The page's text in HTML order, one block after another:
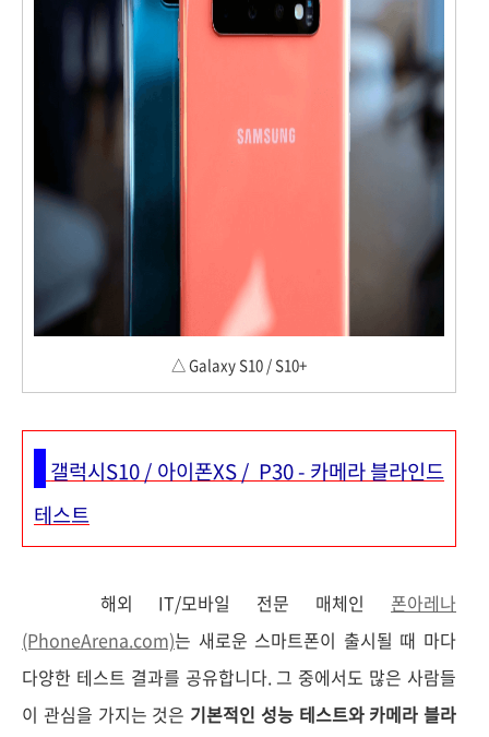
△ Galaxy S10 / S10+
갤럭시S10 / 아이폰XS / P30 - 카메라 블라인드
테스트
해외 IT/모바일 전문 매체인 폰아레나
(PhoneArena.com)는 새로운 스마트폰이 출시될 때 마다
다양한 테스트 결과를 공유합니다. 그 중에서도 많은 사람들
이 관심을 가지는 것은 기본적인 성능 테스트와 카메라 블라